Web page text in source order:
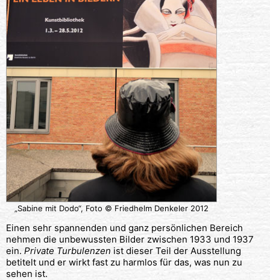
„Sabine mit Dodo“, Foto © Friedhelm Denkeler 2012
Einen sehr spannenden und ganz persönlichen Bereich
nehmen die unbewussten Bilder zwischen 1933 und 1937
ein. Private Turbulenzen ist dieser Teil der Ausstellung
betitelt und er wirkt fast zu harmlos für das, was nun zu
sehen ist.